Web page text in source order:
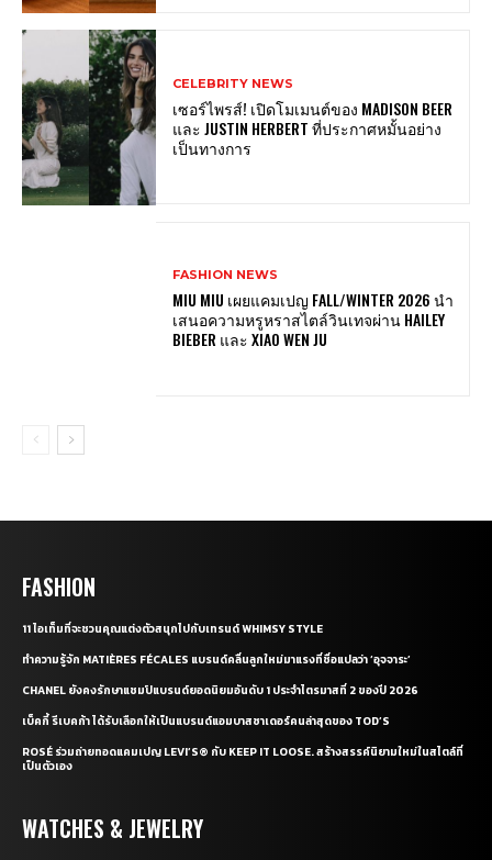
CELEBRITY NEWS
เซอร์ไพรส์! เปิดโมเมนต์ของ MADISON BEER
และ JUSTIN HERBERT ที่ประกาศหมั้นอย่าง
เป็นทางการ
FASHION NEWS
MIU MIU เผยแคมเปญ FALL/WINTER 2026 นำ
เสนอความหรูหราสไตล์วินเทจผ่าน HAILEY
BIEBER และ XIAO WEN JU
FASHION
11 ไอเท็มที่จะชวนคุณแต่งตัวสนุกไปกับเทรนด์ WHIMSY STYLE
ทำความรู้จัก MATIÈRES FÉCALES แบรนด์คลื่นลูกใหม่มาแรงที่ชื่อแปลว่า ‘อุจจาระ’
CHANEL ยังคงรักษาแชมป์แบรนด์ยอดนิยมอันดับ 1 ประจำไตรมาสที่ 2 ของปี 2026
เบ็คกี้ รีเบคก้า ได้รับเลือกให้เป็นแบรนด์แอมบาสซาเดอร์คนล่าสุดของ TOD’S
ROSÉ ร่วมถ่ายทอดแคมเปญ LEVI’S® กับ KEEP IT LOOSE. สร้างสรรค์นิยามใหม่ในสไตล์ที่
เป็นตัวเอง
WATCHES & JEWELRY